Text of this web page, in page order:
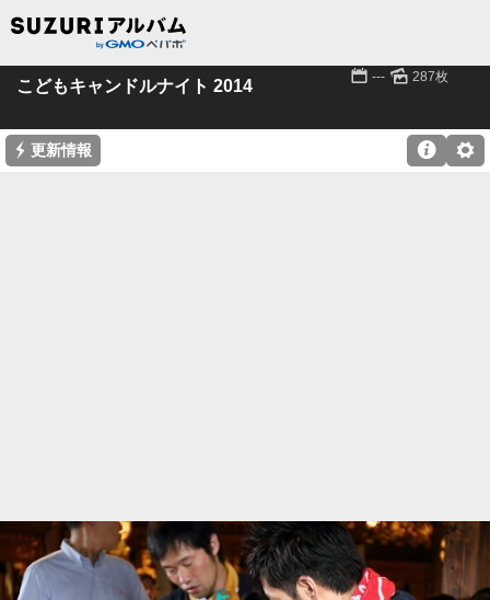
こどもキャンドルナイト 2014 📅 --- 🌄 287枚
⚡ 更新情報 ⚙
